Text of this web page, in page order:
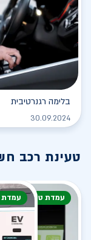
בלימה רגנרטיבית
30.09.2024
טעינת רכב
עמדת טעינה עמדת